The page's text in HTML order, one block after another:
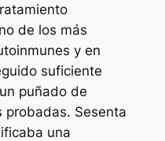
de los más
y en
suficiente
puñado de
Sesenta
una